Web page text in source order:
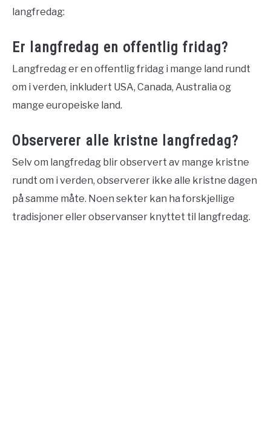
langfredag:
Er langfredag en offentlig fridag?
Langfredag er en offentlig fridag i mange land rundt
om i verden, inkludert USA, Canada, Australia og
mange europeiske land.
Observerer alle kristne langfredag?
Selv om langfredag blir observert av mange kristne
rundt om i verden, observerer ikke alle kristne dagen
på samme måte. Noen sekter kan ha forskjellige
tradisjoner eller observanser knyttet til langfredag.